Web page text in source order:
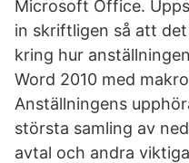
Microsoft Office.
in skriftligen så att
kring hur
Word 2010 med
Anställningens
största samling av
avtal och andra